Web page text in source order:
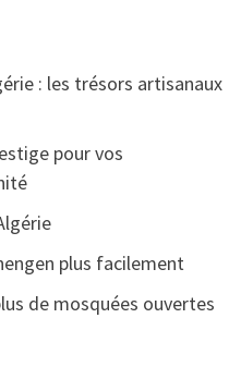
: les trésors artisanaux
pour vos
plus facilement
de mosquées ouvertes